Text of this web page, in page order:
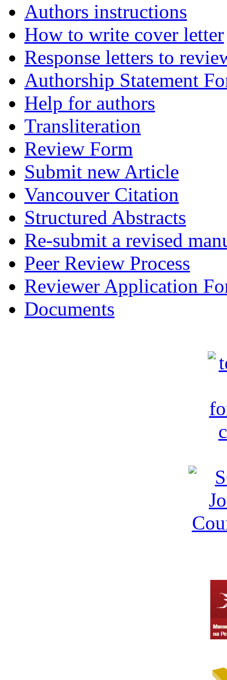
Authors instructions
How to write cover letter
Response letters to
Authorship Statement
Help for authors
Transliteration
Review Form
Submit new Article
Vancouver Citation
Structured Abstracts
Re-submit a revised
Peer Review Process
Reviewer Application
Documents